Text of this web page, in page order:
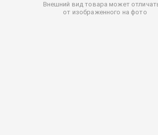
Внешний вид товара может
от изображенного на фото